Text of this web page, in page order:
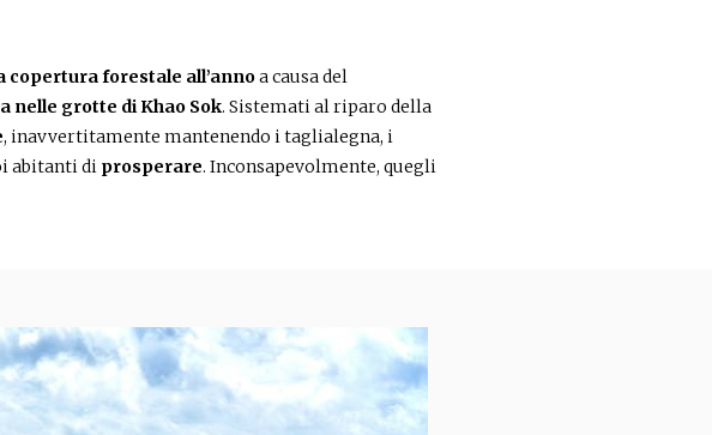
copertura forestale all’annoa causa del
nelle grotte di Khao Sok. Sistemati al riparo della
, inavvertitamente mantenendo i taglialegna, i
abitanti di prosperare. Inconsapevolmente, quegli